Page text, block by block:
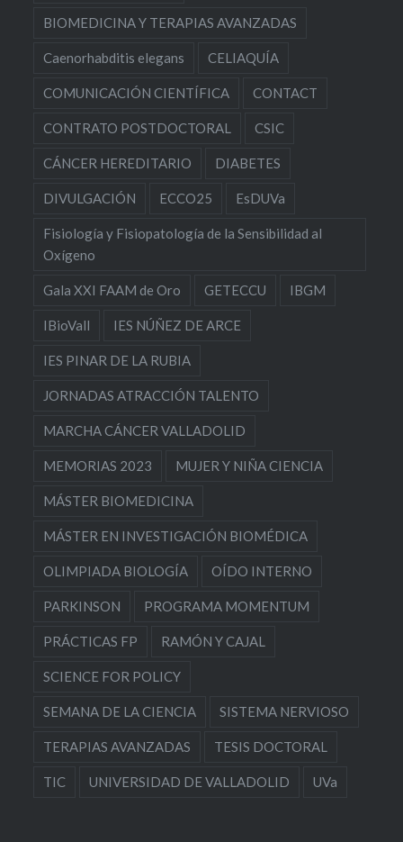
BIOMEDICINA Y TERAPIAS AVANZADAS
Caenorhabditis elegans CELIAQUÍA
COMUNICACIÓN CIENTÍFICA CONTACT
CONTRATO POSTDOCTORAL CSIC
CÁNCER HEREDITARIO DIABETES
DIVULGACIÓN ECCO25 EsDUVa
Fisiología y Fisiopatología de la Sensibilidad al
Oxígeno
Gala XXI FAAM de Oro GETECCU IBGM
IBioVall IES NÚÑEZ DE ARCE
IES PINAR DE LA RUBIA
JORNADAS ATRACCIÓN TALENTO
MARCHA CÁNCER VALLADOLID
MEMORIAS 2023 MUJER Y NIÑA CIENCIA
MÁSTER BIOMEDICINA
MÁSTER EN INVESTIGACIÓN BIOMÉDICA
OLIMPIADA BIOLOGÍA OÍDO INTERNO
PARKINSON PROGRAMA MOMENTUM
PRÁCTICAS FP RAMÓN Y CAJAL
SCIENCE FOR POLICY
SEMANA DE LA CIENCIA SISTEMA NERVIOSO
TERAPIAS AVANZADAS TESIS DOCTORAL
TIC UNIVERSIDAD DE VALLADOLID UVa